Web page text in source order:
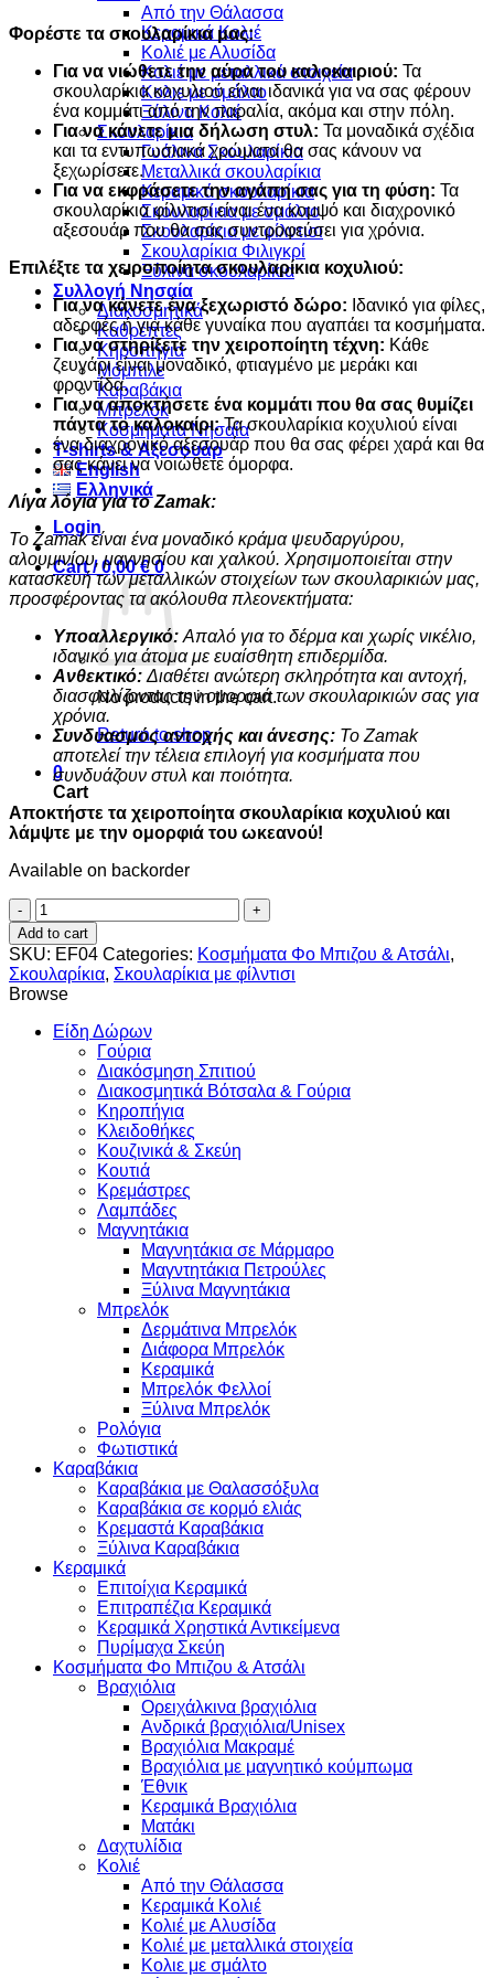
Από την Θάλασσα
Κεραμικά Κολιέ
Κολιέ με Αλυσίδα
Κολιέ με μεταλλικά στοιχεία
Κολιε με σμάλτο
Ξύλινα Κολιέ
Σκουλαρίκια
Γυάλινα Σκουλαρίκια
Μεταλλικά σκουλαρίκια
Κεραμικά σκουλαρίκια
Σκουλαρίκια με σμάλτο
Σκουλαρίκια με φίλντισι
Σκουλαρίκια Φιλιγκρί
Ξύλινα σκουλαρίκια
Συλλογή Νησαία
Διακοσμητικά
Καθρέπτες
Κηροπήγια
Μόμπιλε
Καραβάκια
Μπρελόκ
Κοσμήματα Νησαία
Τ-shirts & Αξεσουάρ
English
Ελληνικά
Login
Cart /0,00€ 0
No products in the cart.
Return to shop
0
Cart
Φορέστε τα σκουλαρίκια μας:
Για να νιώθετε την αύρα του καλοκαιριού: Τα
σκουλαρίκια κοχυλιού είναι ιδανικά για να σας φέρουν
ένα κομμάτι από την παραλία, ακόμα και στην πόλη.
Για να κάνετε μια δήλωση στυλ: Τα μοναδικά σχέδια
και τα εντυπωσιακά χρώματα θα σας κάνουν να
ξεχωρίσετε.
Για να εκφράσετε την αγάπη σας για τη φύση: Τα
σκουλαρίκια φίλντισι είναι ένα κομψό και διαχρονικό
αξεσουάρ που θα σας συντροφεύσει για χρόνια.
Επιλέξτε τα χειροποίητα σκουλαρίκια κοχυλιού:
Για να κάνετε ένα ξεχωριστό δώρο: Ιδανικό για φίλες,
αδερφές ή για κάθε γυναίκα που αγαπάει τα κοσμήματα.
Για να στηρίξετε την χειροποίητη τέχνη: Κάθε
ζευγάρι είναι μοναδικό, φτιαγμένο με μεράκι και
φροντίδα.
Για να αποκτήσετε ένα κομμάτι που θα σας θυμίζει
πάντα το καλοκαίρι:Τα σκουλαρίκια κοχυλιού είναι
ένα διαχρονικό αξεσουάρ που θα σας φέρει χαρά και θα
σας κάνει να νοιώθετε όμορφα.
Λίγα λόγια για το Zamak:
Το Zamak είναι ένα μοναδικό κράμα ψευδαργύρου,
αλουμινίου, μαγνησίου και χαλκού. Χρησιμοποιείται στην
κατασκευή των μεταλλικών στοιχείων των σκουλαρικιών μας,
προσφέροντας τα ακόλουθα πλεονεκτήματα:
Υποαλλεργικό: Απαλό για το δέρμα και χωρίς νικέλιο,
ιδανικό για άτομα με ευαίσθητη επιδερμίδα.
Ανθεκτικό: Διαθέτει ανώτερη σκληρότητα και αντοχή,
διασφαλίζοντας την ομορφιά των σκουλαρικιών σας για
χρόνια.
Συνδυασμός αντοχής και άνεσης: Το Zamak
αποτελεί την τέλεια επιλογή για κοσμήματα που
συνδυάζουν στυλ και ποιότητα.
Αποκτήστε τα χειροποίητα σκουλαρίκια κοχυλιού και
λάμψτε με την ομορφιά του ωκεανού!
Available on backorder
Καφέ
κοχύλι
φίλντισι
quantity
Add to cart
SKU: EF04 Categories: Κοσμήματα Φο Μπιζου & Ατσάλι,
Σκουλαρίκια, Σκουλαρίκια με φίλντισι
Browse
Είδη Δώρων
Γούρια
Διακόσμηση Σπιτιού
Διακοσμητικά Βότσαλα & Γούρια
Κηροπήγια
Κλειδοθήκες
Κουζινικά & Σκεύη
Κουτιά
Κρεμάστρες
Λαμπάδες
Μαγνητάκια
Μαγνητάκια σε Μάρμαρο
Μαγντητάκια Πετρούλες
Ξύλινα Μαγνητάκια
Μπρελόκ
Δερμάτινα Μπρελόκ
Διάφορα Μπρελόκ
Κεραμικά
Μπρελόκ Φελλοί
Ξύλινα Μπρελόκ
Ρολόγια
Φωτιστικά
Καραβάκια
Καραβάκια με Θαλασσόξυλα
Καραβάκια σε κορμό ελιάς
Κρεμαστά Καραβάκια
Ξύλινα Καραβάκια
Κεραμικά
Επιτοίχια Κεραμικά
Επιτραπέζια Κεραμικά
Κεραμικά Χρηστικά Αντικείμενα
Πυρίμαχα Σκεύη
Κοσμήματα Φο Μπιζου & Ατσάλι
Βραχιόλια
Oρειχάλκινα βραχιόλια
Ανδρικά βραχιόλια/Unisex
Βραχιόλια Μακραμέ
Βραχιόλια με μαγνητικό κούμπωμα
Έθνικ
Κεραμικά Βραχιόλια
Ματάκι
Δαχτυλίδια
Κολιέ
Από την Θάλασσα
Κεραμικά Κολιέ
Κολιέ με Αλυσίδα
Κολιέ με μεταλλικά στοιχεία
Κολιε με σμάλτο